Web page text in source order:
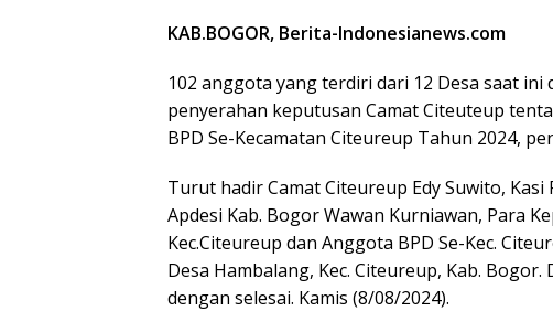
KAB.BOGOR, Berita-Indonesianews.com
102 anggota yang terdiri dari 12 Desa saat
penyerahan keputusan Camat Citeuteup
BPD Se-Kecamatan Citeureup Tahun 2024,
Turut hadir Camat Citeureup Edy Suwito,
Apdesi Kab. Bogor Wawan Kurniawan, Para
Kec.Citeureup dan Anggota BPD Se-Kec.
Desa Hambalang, Kec. Citeureup, Kab.
dengan selesai. Kamis (8/08/2024).